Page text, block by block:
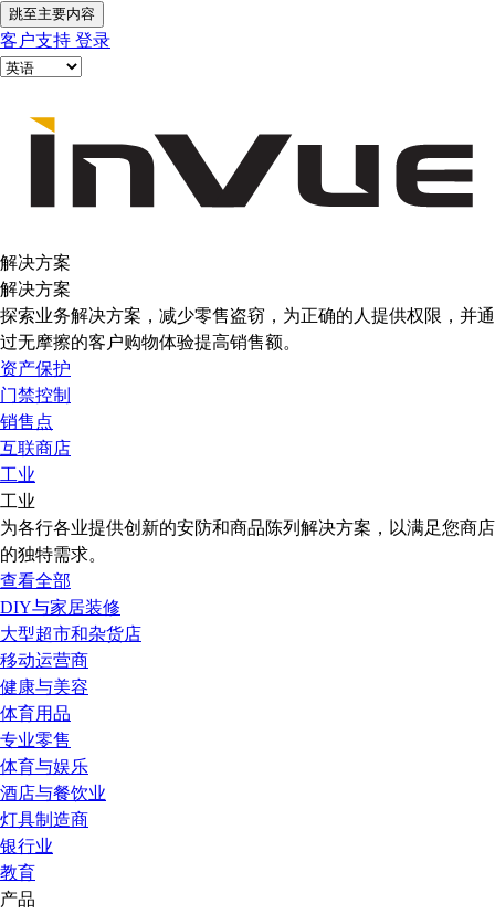
跳至主要内容
客户支持 登录
解决方案
解决方案
探索业务解决方案，减少零售盗窃，为正确的人提供权限，并通
过无摩擦的客户购物体验提高销售额。
资产保护
门禁控制
销售点
互联商店
工业
工业
为各行各业提供创新的安防和商品陈列解决方案，以满足您商店
的独特需求。
查看全部
DIY与家居装修
大型超市和杂货店
移动运营商
健康与美容
体育用品
专业零售
体育与娱乐
酒店与餐饮业
灯具制造商
银行业
教育
产品